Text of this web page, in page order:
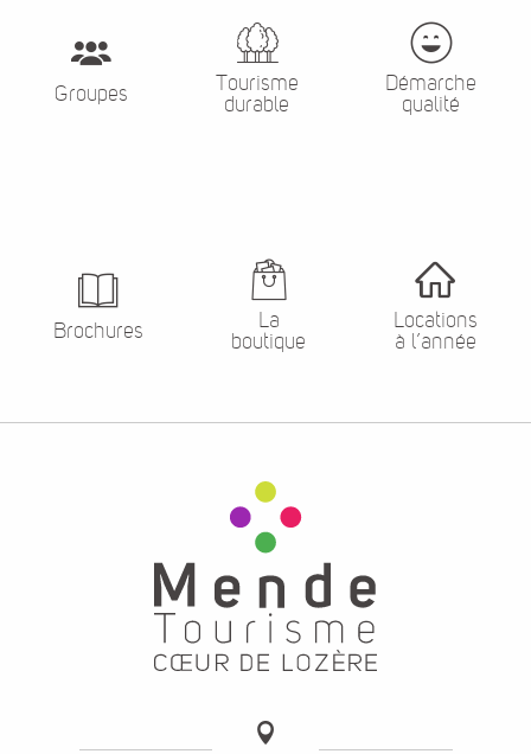
Groupes
Tourisme
durable
Démarche
qualité
Brochures
La
boutique
Locations
à l’année